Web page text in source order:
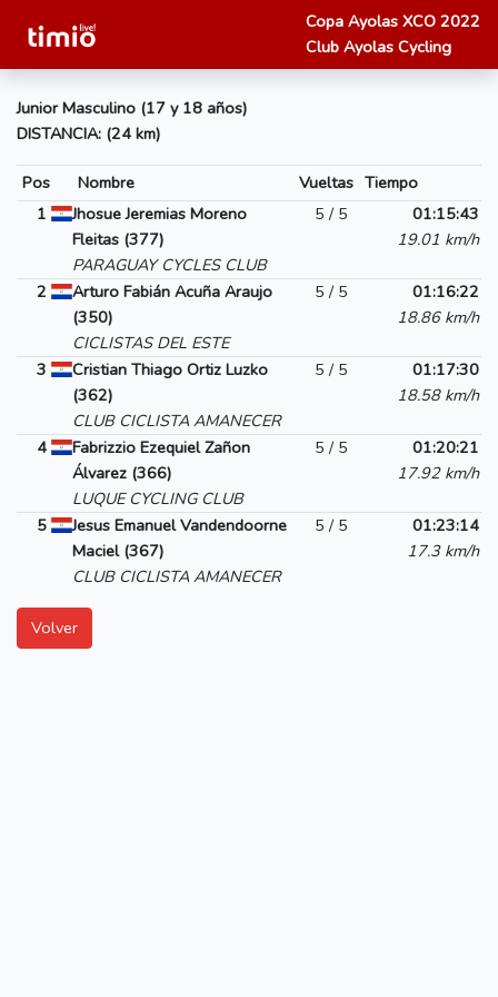
Copa Ayolas XCO 2022
Club Ayolas Cycling
Junior Masculino (17 y 18 años)
DISTANCIA: (24 km)
Pos Nombre Vueltas Tiempo
1
Jhosue Jeremias Moreno
Fleitas (377)
PARAGUAY CYCLES CLUB
5 / 5
01:15:43
19.01 km/h
2
Arturo Fabián Acuña Araujo
(350)
CICLISTAS DEL ESTE
5 / 5
01:16:22
18.86 km/h
3
Cristian Thiago Ortiz Luzko
(362)
CLUB CICLISTA AMANECER
5 / 5
01:17:30
18.58 km/h
4
Fabrizzio Ezequiel Zañon
Álvarez (366)
LUQUE CYCLING CLUB
5 / 5
01:20:21
17.92 km/h
5
Jesus Emanuel Vandendoorne
Maciel (367)
CLUB CICLISTA AMANECER
5 / 5
01:23:14
17.3 km/h
Volver